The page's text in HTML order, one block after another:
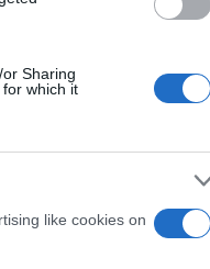
Sharing
which it
like cookies on
potrebu za
u
ubrzava